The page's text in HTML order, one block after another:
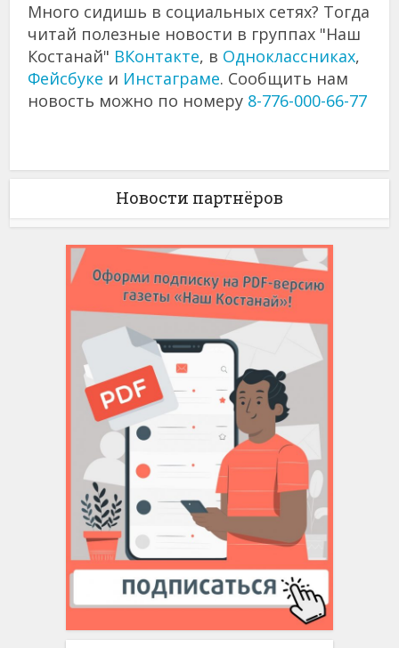
Много сидишь в социальных сетях? Тогда
читай полезные новости в группах "Наш
Костанай" ВКонтакте, в Одноклассниках,
Фейсбуке и Инстаграме. Сообщить нам
новость можно по номеру 8-776-000-66-77
Новости партнёров